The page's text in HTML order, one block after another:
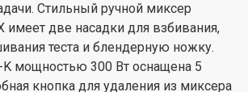
Стильный ручной миксер
имеет две насадки для взбивания,
теста и блендерную ножку.
K мощностью 300 Вт оснащена 5
кнопка для удаления из миксера